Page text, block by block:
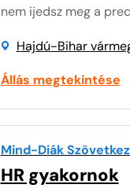
nem ijedsz meg a
Hajdú-Bihar
Állás megtekintése
Mind-Diák
HR gyakornok